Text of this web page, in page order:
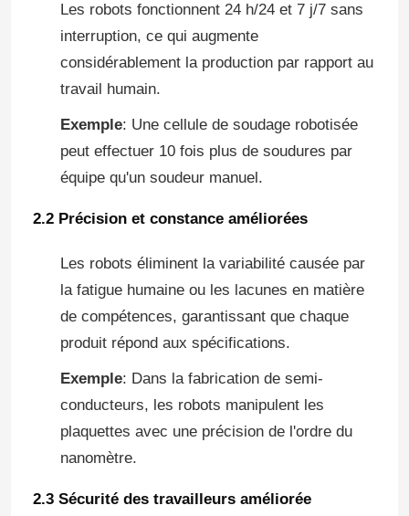
Laisser un message
Nous vous rappellerons bientôt!
SOUMETTRE
Les robots fonctionnent 24 h/24 et 7 j/7 sans
interruption, ce qui augmente
considérablement la production par rapport au
travail humain.
Exemple: Une cellule de soudage robotisée
peut effectuer 10 fois plus de soudures par
équipe qu'un soudeur manuel.
2.2 Précision et constance améliorées
Les robots éliminent la variabilité causée par
la fatigue humaine ou les lacunes en matière
de compétences, garantissant que chaque
produit répond aux spécifications.
Exemple: Dans la fabrication de semi-
conducteurs, les robots manipulent les
plaquettes avec une précision de l'ordre du
nanomètre.
2.3 Sécurité des travailleurs améliorée